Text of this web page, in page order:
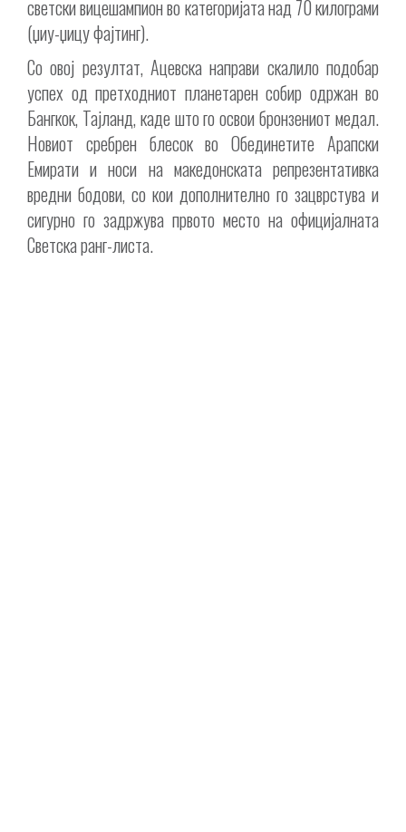
светски вицешампион во категоријата над 70 килограми
(џиу-џицу фајтинг).
Со овој резултат, Ацевска направи скалило подобар
успех од претходниот планетарен собир одржан во
Бангкок, Тајланд, каде што го освои бронзениот медал.
Новиот сребрен блесок во Обединетите Арапски
Емирати и носи на македонската репрезентативка
вредни бодови, со кои дополнително го зацврстува и
сигурно го задржува првото место на официјалната
Светска ранг-листа.